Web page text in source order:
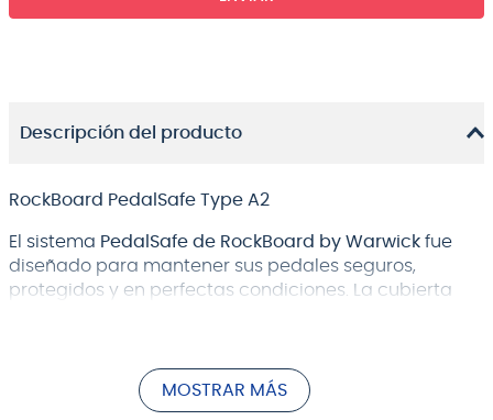
Descripción del producto
RockBoard PedalSafe Type A2
El sistema PedalSafe de RockBoard by Warwick fue
diseñado para mantener sus pedales seguros,
protegidos y en perfectas condiciones. La cubierta
MXR con 2 tomas de entrada y 2 salidas.
MOSTRAR MÁS